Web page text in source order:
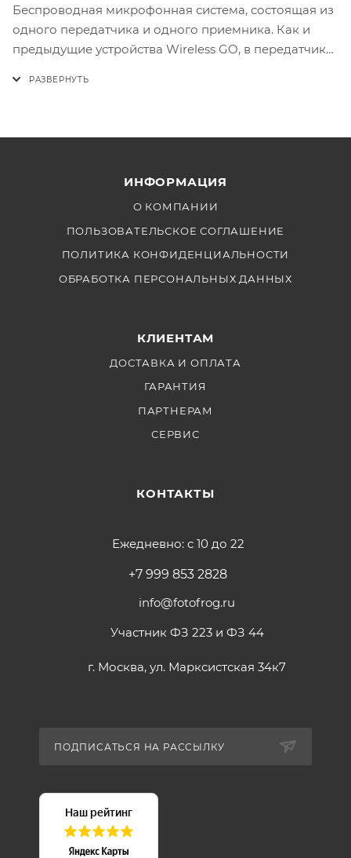
Беспроводная микрофонная система, состоящая из
одного передатчика и одного приемника. Как и
предыдущие устройства Wireless GO, в передатчик
у приёмника сохраняется возможность добавления
второго передатчика и записывать звук с обоих
передатчиков в два канала и вдобавок к этому
диктора), что значительно расширяет возможности
для творчества.
ИНФОРМАЦИЯ
О КОМПАНИИ
ПОЛЬЗОВАТЕЛЬСКОЕ СОГЛАШЕНИЕ
ПОЛИТИКА КОНФИДЕНЦИАЛЬНОСТИ
ОБРАБОТКА ПЕРСОНАЛЬНЫХ ДАННЫХ
КЛИЕНТАМ
ДОСТАВКА И ОПЛАТА
ГАРАНТИЯ
ПАРТНЕРАМ
СЕРВИС
КОНТАКТЫ
Ежедневно: с 10 до 22
+7 999 853 2828
info@fotofrog.ru
Участник ФЗ 223 и ФЗ 44
г. Москва, ул. Марксистская 34к7
ПОДПИСАТЬСЯ НА РАССЫЛКУ